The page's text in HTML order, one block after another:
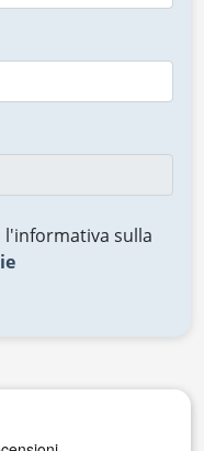
l'informativa sulla